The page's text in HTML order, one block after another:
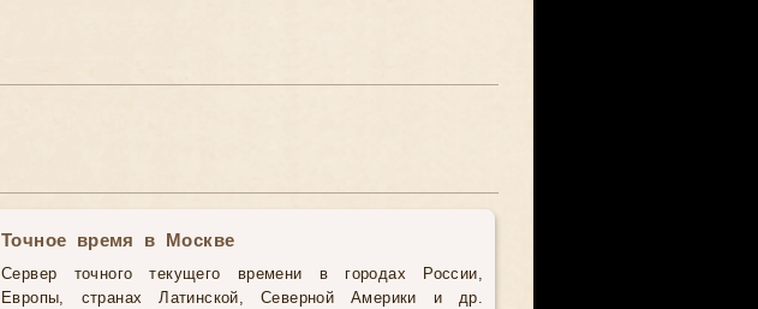
Точное время в Москве
Сервер точного текущего времени в городах России,
Европы, странах Латинской, Северной Америки и др.